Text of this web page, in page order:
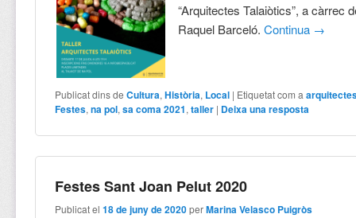
“Arquitectes Talaiòtics”, a càrrec
Raquel Barceló.Continua →
Publicat dins de Cultura,Història, Local | Etiquetat com a
Festes,na pol,sa coma 2021,taller | Deixa una resposta
Festes Sant Joan Pelut 2020
Publicat el18 de juny de 2020 perMarina Velasco Puigròs